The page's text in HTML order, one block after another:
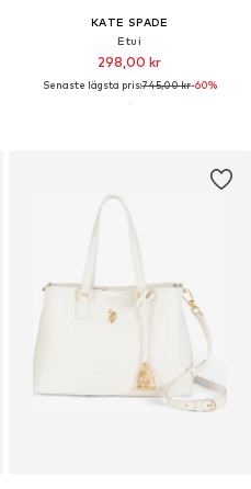
KATE SPADE
Etui
298,00 kr
Senaste lägsta pris:745,00 kr-60%